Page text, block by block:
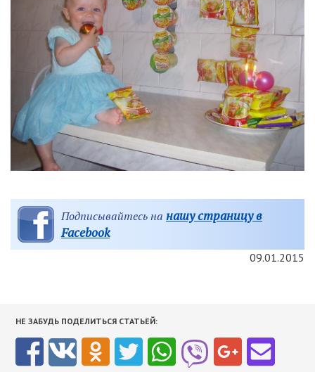
Подписывайтесь на нашу страницу в
Facebook
09.01.2015
НЕ ЗАБУДЬ ПОДЕЛИТЬСЯ СТАТЬЕЙ: